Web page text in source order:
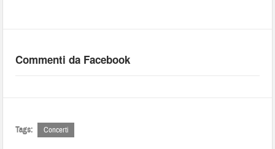
Commenti da Facebook
Tags: Concerti